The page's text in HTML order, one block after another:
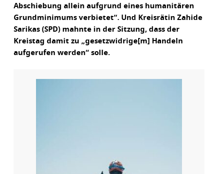
Abschiebung allein aufgrund eines humanitären
Grundminimums verbietet“. Und Kreisrätin Zahide
Sarikas (SPD) mahnte in der Sitzung, dass der
Kreistag damit zu „gesetzwidrige[m] Handeln
aufgerufen werden“ solle.